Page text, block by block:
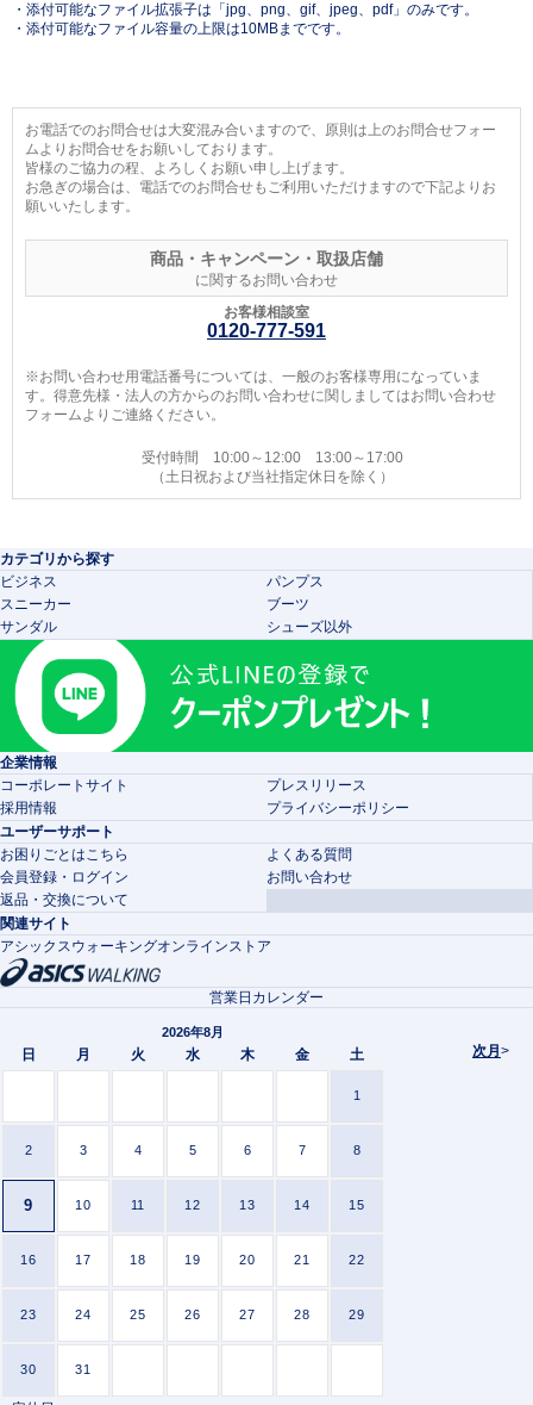
・添付可能なファイル拡張子は「jpg、png、gif、jpeg、pdf」のみです。
・添付可能なファイル容量の上限は10MBまでです。
お電話でのお問合せは大変混み合いますので、原則は上のお問合せフォー
ムよりお問合せをお願いしております。
皆様のご協力の程、よろしくお願い申し上げます。
お急ぎの場合は、電話でのお問合せもご利用いただけますので下記よりお
願いいたします。
商品・キャンペーン・取扱店舗
に関するお問い合わせ
お客様相談室
0120-777-591
※お問い合わせ用電話番号については、一般のお客様専用になっていま
す。得意先様・法人の方からのお問い合わせに関しましてはお問い合わせ
フォームよりご連絡ください。
受付時間 10:00～12:00 13:00～17:00
（土日祝および当社指定休日を除く）
カテゴリから探す
ビジネス
パンプス
スニーカー
ブーツ
サンダル
シューズ以外
企業情報
コーポレートサイト
プレスリリース
採用情報
プライバシーポリシー
ユーザーサポート
お困りごとはこちら
よくある質問
会員登録・ログイン
お問い合わせ
返品・交換について
関連サイト
アシックスウォーキングオンラインストア
次月 >
営業日カレンダー
2026年8月
日 月 火 水 木 金 土
1
2 3 4 5 6 7 8
9 10 11 12 13 14 15
16 17 18 19 20 21 22
23 24 25 26 27 28 29
30 31